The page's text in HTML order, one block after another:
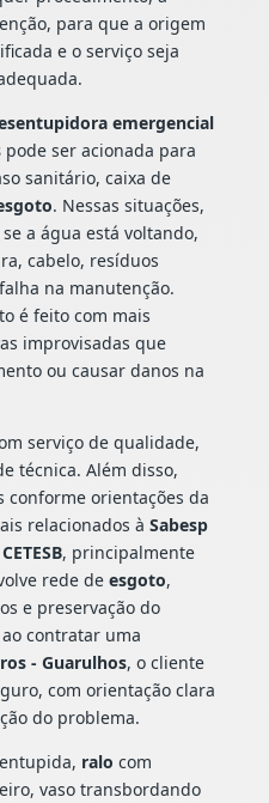
para que a origem
e o serviço seja
emergencial
pode ser acionada para
sanitário, caixa de
. Nessas situações,
a água está voltando,
cabelo, resíduos
na manutenção.
é feito com mais
improvisadas que
ou causar danos na
serviço de qualidade,
técnica. Além disso,
conforme orientações da
relacionados à Sabesp
CETESB, principalmente
rede de esgoto,
e preservação do
contratar uma
- Guarulhos, o cliente
com orientação clara
do problema.
ralo com
vaso transbordando